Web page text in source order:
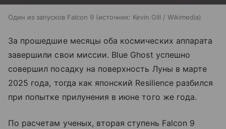
Один из запусков Falcon 9 источник: Kevin Gill / Wikimedia
За прошедшие месяцы оба космических аппарата
завершили свои миссии. Blue Ghost успешно
совершил посадку на поверхность Луны в марте
2025 года, тогда как японский Resilience разбился
при попытке прилунения в июне того же года.
По расчетам ученых, вторая ступень Falcon 9